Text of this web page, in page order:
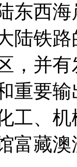
东西
陆铁
，并
重要
工、
富藏